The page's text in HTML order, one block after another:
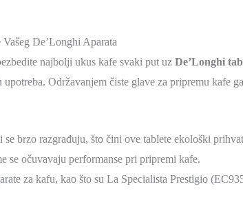
De’Longhi Aparata
najbolji ukus kafe svaki put uz De’Longhi
Održavanjem čiste glave za pripremu kafe
se brzo razgrađuju, što čini ove tablete ekološki
se očuvavaju performanse pri pripremi kafe.
za kafu, kao što su La Specialista Prestigio